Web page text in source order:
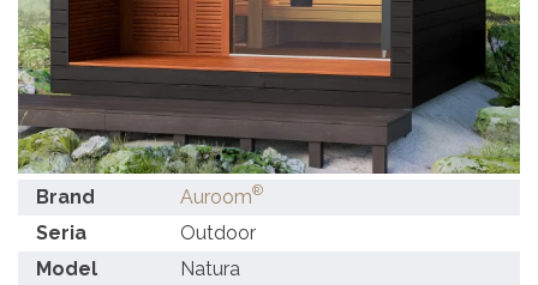
Brand Auroom®
Seria
Outdoor
Model
Natura